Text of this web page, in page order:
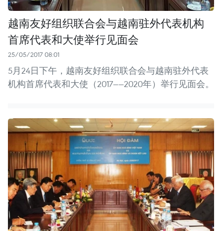
越南友好组织联合会与越南驻外代表机构
首席代表和大使举行见面会
25/05/2017 08:01
5月24日下午，越南友好组织联合会与越南驻外代表
机构首席代表和大使（2017——2020年）举行见面会。